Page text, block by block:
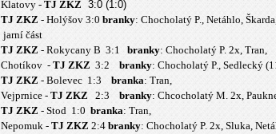
Klatovy - TJ ZKZ 3:0 (1:0)
TJ ZKZ - Holýšov 3:0 branky: Chocholatý P., Netáhlo,
jarní část
TJ ZKZ - Rokycany B 3:1 branky: Chocholatý P. 2x, Tran,
Chotíkov - TJ ZKZ 3:2 branky: Chocholatý P., Sedlecký
TJ ZKZ - Bolevec 1:3 branka: Tran,
Vejprnice - TJ ZKZ 2:3 branky: Chcocholatý M. 2x,
TJ ZKZ - Stod 1:0 branka: Tran,
Nepomuk - TJ ZKZ 2:4 branky: Chocholatý P. 2x, Sluka,